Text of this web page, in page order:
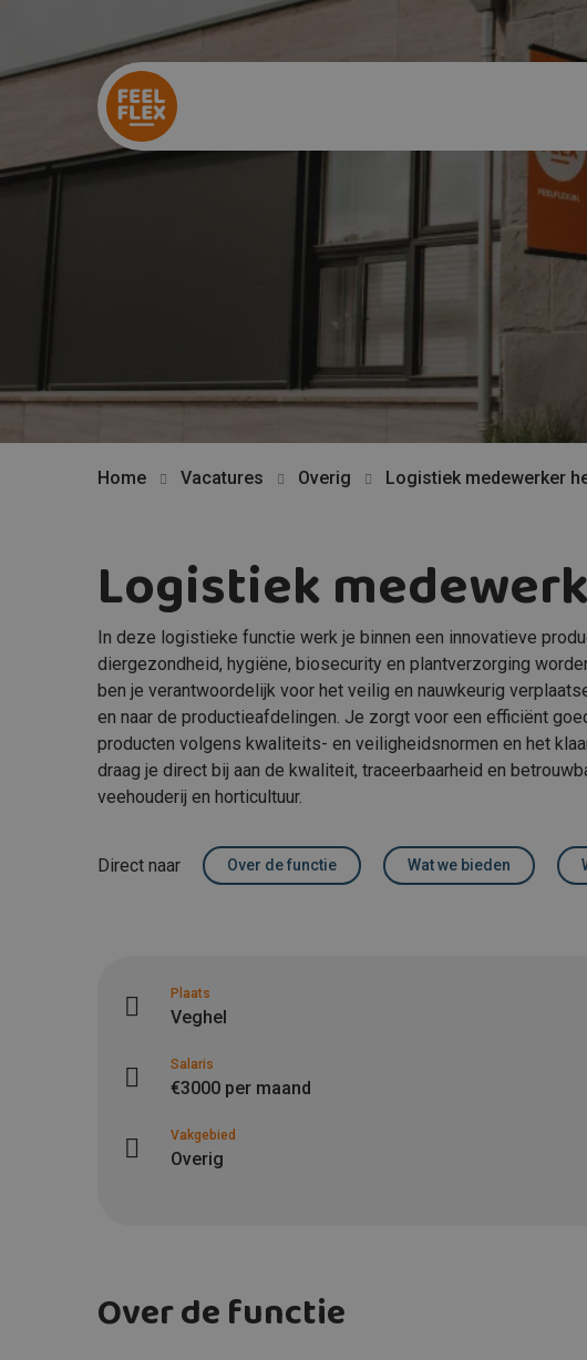
Home Vacatures Overig Logistiek medewerker
Logistiek
In deze logistieke functie werk je binnen een innovatieve
diergezondheid, hygiëne, biosecurity en plantverzorging
ben je verantwoordelijk voor het veilig en nauwkeurig
en naar de productieafdelingen. Je zorgt voor een efficiënt
producten volgens kwaliteits- en veiligheidsnormen en het
draag je direct bij aan de kwaliteit, traceerbaarheid en
veehouderij en horticultuur.
Direct naar Over de functie Wat we bieden
Plaats
Veghel
Salaris
€3000 per maand
Vakgebied
Overig
Over de functie